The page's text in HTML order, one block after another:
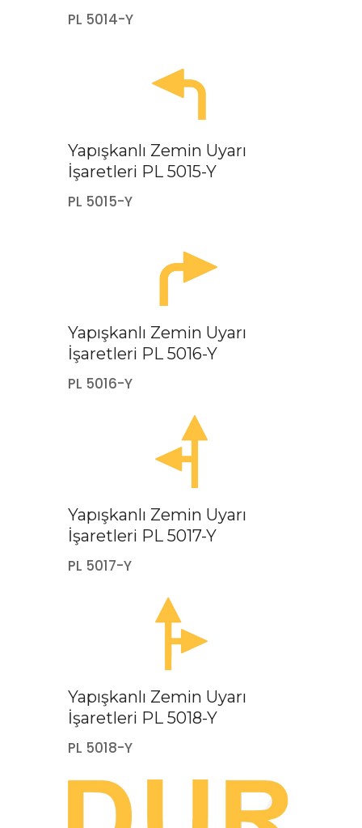
PL 5014-Y
Yapışkanlı Zemin Uyarı
İşaretleri PL 5015-Y
PL 5015-Y
Yapışkanlı Zemin Uyarı
İşaretleri PL 5016-Y
PL 5016-Y
Yapışkanlı Zemin Uyarı
İşaretleri PL 5017-Y
PL 5017-Y
Yapışkanlı Zemin Uyarı
İşaretleri PL 5018-Y
PL 5018-Y